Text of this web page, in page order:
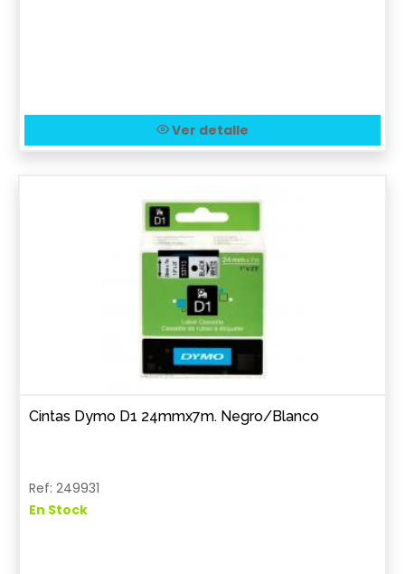
Ver detalle
Cintas Dymo D1 24mmx7m. Negro/Blanco
Ref: 249931
En Stock